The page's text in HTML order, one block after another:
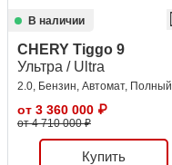
В наличии
CHERY Tiggo 9
Ультра / Ultra
2.0, Бензин, Автомат, Полный
от 3 360 000 ₽
от 4 710 000 ₽
Купить